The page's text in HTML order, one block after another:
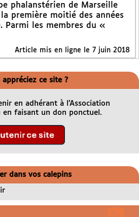
phalanstérien de Marseille
première moitié des années
Parmi les membres du «
Article mis en ligne le 7 juin 2018
appréciez ce site ?
en adhérant à l’Association
en faisant un don ponctuel.
dans vos calepins